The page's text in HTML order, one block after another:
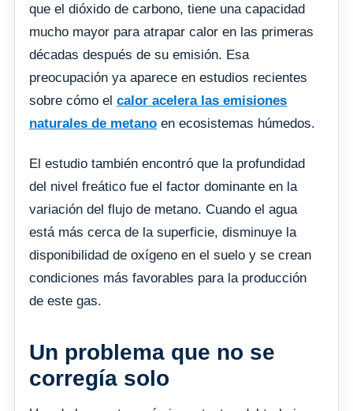
que el dióxido de carbono, tiene una capacidad
mucho mayor para atrapar calor en las primeras
décadas después de su emisión. Esa
preocupación ya aparece en estudios recientes
sobre cómo el calor acelera las emisiones
naturales de metano en ecosistemas húmedos.
El estudio también encontró que la profundidad
del nivel freático fue el factor dominante en la
variación del flujo de metano. Cuando el agua
está más cerca de la superficie, disminuye la
disponibilidad de oxígeno en el suelo y se crean
condiciones más favorables para la producción
de este gas.
Un problema que no se
corregía solo